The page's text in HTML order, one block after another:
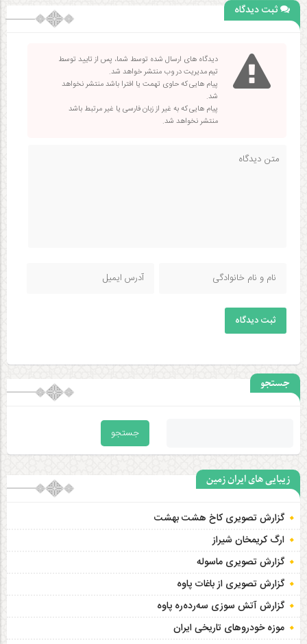
ثبت دیدگاه
دیدگاه های ارسال شده توسط شما، پس از تایید توسط
تیم مدیریت در وب منتشر خواهد شد.
پیام هایی که حاوی تهمت یا افترا باشد منتشر نخواهد
شد.
پیام هایی که به غیر از زبان فارسی یا غیر مرتبط باشد
منتشر نخواهد شد.
ثبت دیدگاه
جستجو
زیبایی های ایران زمین
گزارش تصویری کاخ هشت‌ بهشت
ارگ کریمخان شیراز
گزارش تصویری ماسوله
گزارش تصویری از باغات پاوه
گزارش آتش سوزی سەردەرە پاوه
موزه خودروهای تاریخی ایران